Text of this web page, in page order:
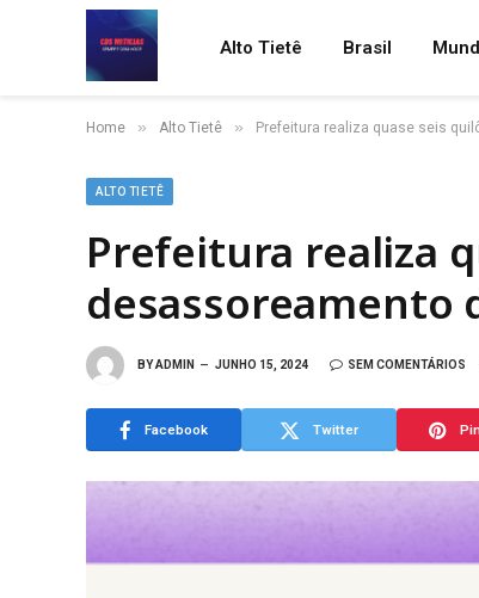
Alto Tietê Brasil
Home » Alto Tietê » Prefeitura realiza quase seis
ALTO TIETÊ
Prefeitura realiza
desassoreamento
BYADMIN JUNHO 15, 2024 SEM COMENTÁRIOS
Facebook Twitter